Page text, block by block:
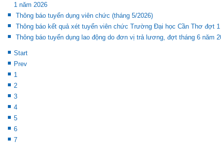
1 năm 2026
Thông báo tuyển dụng viên chức (tháng 5/2026)
Thông báo kết quả xét tuyển viên chức Trường Đại học Cần Thơ đợt 1
Thông báo tuyển dụng lao động do đơn vị trả lương, đợt tháng 6 năm
Start
Prev
1
2
3
4
5
6
7